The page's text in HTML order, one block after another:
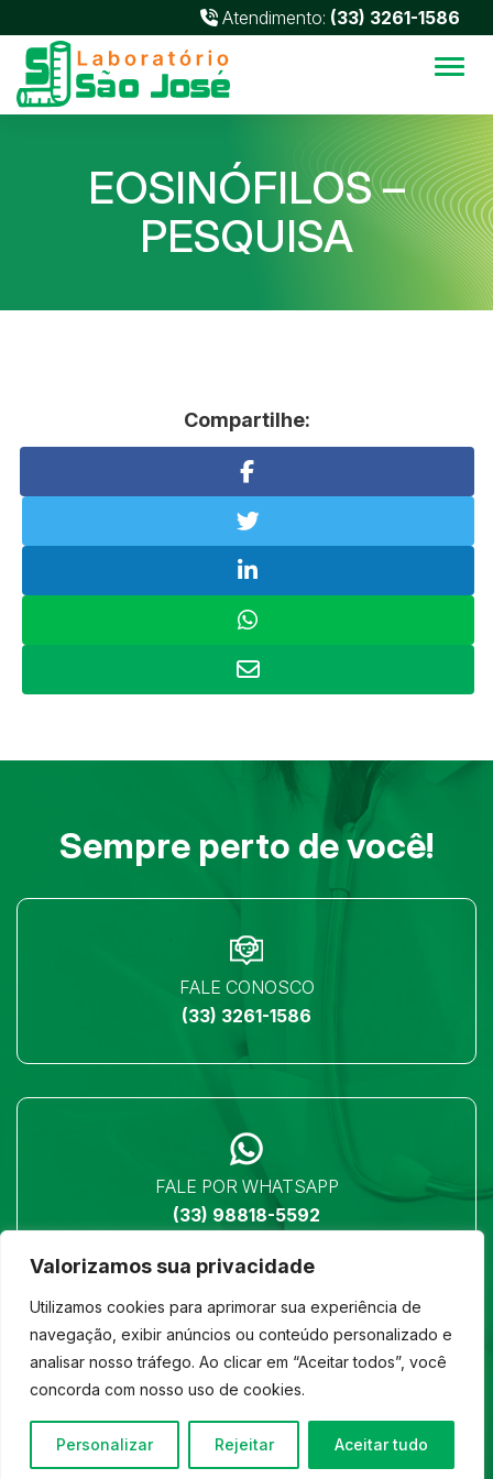
Valorizamos sua privacidade
Utilizamos cookies para aprimorar sua experiência de
navegação, exibir anúncios ou conteúdo personalizado e
analisar nosso tráfego. Ao clicar em “Aceitar todos”, você
concorda com nosso uso de cookies.
Personalizar Rejeitar Aceitar tudo
Atendimento: (33) 3261-1586
EOSINÓFILOS –
PESQUISA
Compartilhe:
Sempre perto de você!
FALE CONOSCO
(33) 3261-1586
FALE POR WHATSAPP
(33) 98818-5592
LOCALIZAÇÃO